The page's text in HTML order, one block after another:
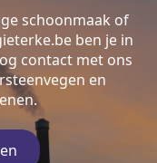
schoonmaak of
ben je in
contact met ons
en